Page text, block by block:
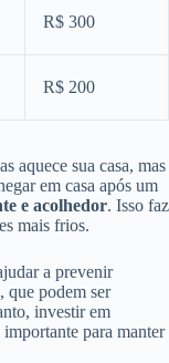
R$ 300
R$ 200
aquece sua casa, mas
em casa após um
e acolhedor. Isso faz
mais frios.
a prevenir
que podem ser
investir em
para manter